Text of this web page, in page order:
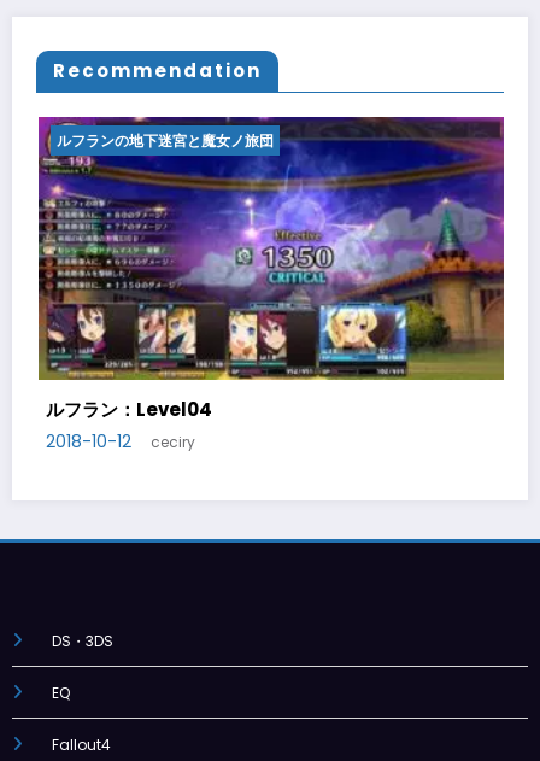
Recommendation
宮と魔女ノ旅団 ルフランの地下迷宮
DS・3DS
EQ
Fallout4